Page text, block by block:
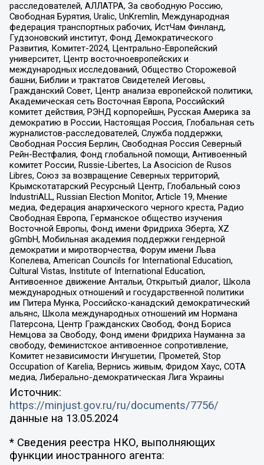
расследователей, АЛЛАТРА, За свободную Россию,
Свободная Бурятия, Uralic, UnKremlin, Международная
федерация транспортных рабочих, ИстЧам Финланд,
Гудзоновский институт, Фонд Демократического
Развития, Комитет-2024, Центрально-Европейский
университет, Центр восточноевропейских и
международных исследований, Общество Сторожевой
башни, Библии и трактатов Свидетелей Иеговы,
Гражданский Совет, Центр анализа европейской политики,
Академическая сеть Восточная Европа, Российский
комитет действия, РЭНД корпорейшн, Русская Америка за
демократию в России, Настоящая Россия, Глобальная сеть
журналистов-расследователей, Служба поддержки,
Свободная Россия Берлин, Свободная Россия Северный
Рейн-Вестфалия, Фонд глобальной помощи, Антивоенный
комитет России, Russie-Libertes, La Asocicion de Rusos
Libres, Союз за возвращение Северных территорий,
Крымскотатарский Ресурсный Центр, Глобальный союз
IndustriALL, Russian Election Monitor, Article 19, Мнение
медиа, Федерация анархического черного креста, Радио
Свободная Европа, Германское общество изучения
Восточной Европы, Фонд имени Фридриха Эберта, XZ
gGmbH, Мобильная академия поддержки гендерной
демократии и миротворчества, Форум имени Льва
Копелева, American Councils for International Education,
Cultural Vistas, Institute of International Education,
Антивоенное движение Антальи, Открытый диалог, Школа
международных отношений и государственной политики
им Питера Мунка, Российско-канадский демократический
альянс, Школа международных отношений им Нормана
Патерсона, Центр Гражданских Свобод, Фонд Бориса
Немцова за Свободу, Фонд имени Фридриха Науманна за
свободу, Феминистское антивоенное сопротивление,
Комитет независимости Ингушетии, Прометей, Stop
Occupation of Karelia, Вернись живым, Фридом Хаус, СОТА
медиа, Либерально-демократическая Лига Украины
Источник:
https://minjust.gov.ru/ru/documents/7756/
данные на 13.05.2024
* Сведения реестра НКО, выполняющих
функции иностранного агента: